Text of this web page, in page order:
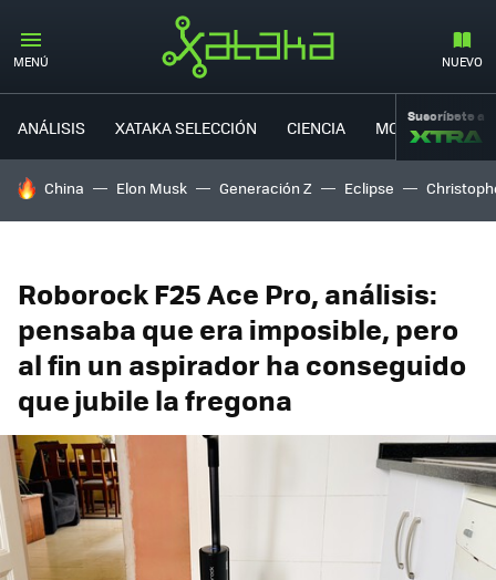
MENÚ NUEVO
ANÁLISIS XATAKA SELECCIÓN CIENCIA MOVILIDAD
Suscríbete a
HOY SE HABLA DE
China Elon Musk Generación Z Eclipse
Roborock F25 Ace Pro, análisis:
pensaba que era imposible, pero
al fin un aspirador ha conseguido
que jubile la fregona